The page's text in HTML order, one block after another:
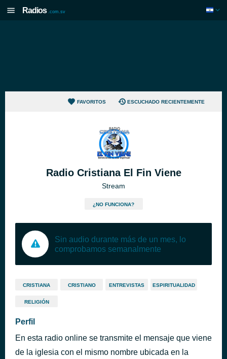
Radios .com.sv
FAVORITOS ESCUCHADO RECIENTEMENTE
Radio Cristiana El Fin Viene
Stream
¿NO FUNCIONA?
Sin audio durante más de un mes, lo
comprobamos semanalmente
CRISTIANA CRISTIANO ENTREVISTAS ESPIRITUALIDAD
RELIGIÓN
Perfil
En esta radio online se transmite el mensaje que viene
de la iglesia con el mismo nombre ubicada en la